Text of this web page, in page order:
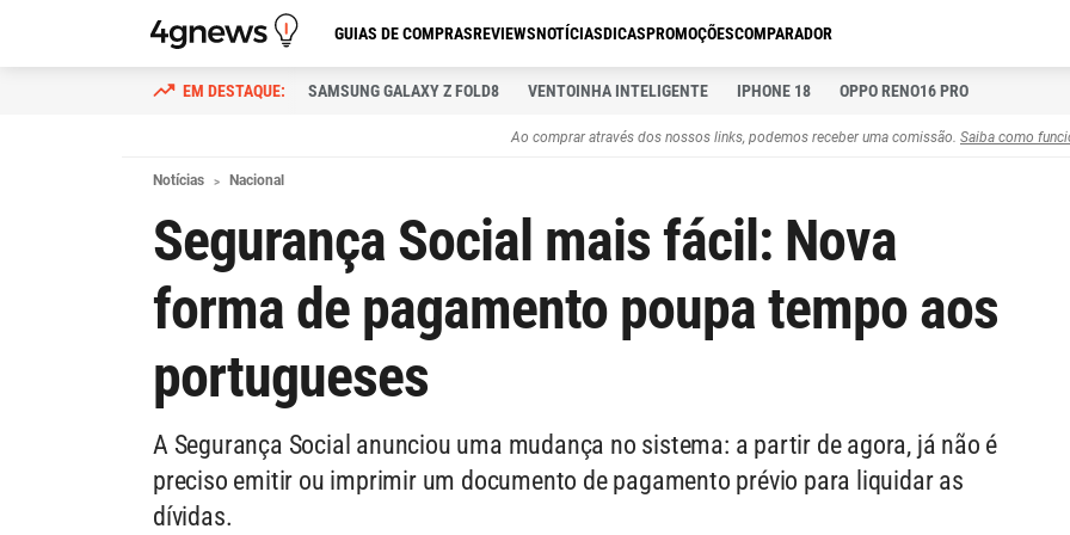
GUIAS DE COMPRASREVIEWSNOTÍCIASDICASPROMOÇÕESCOMPARADOR
SAMSUNG GALAXY Z FOLD8 VENTOINHA INTELIGENTE IPHONE 18 OPPO RENO16 PRO
Ao comprar através dos nossos links, podemos receber uma comissão. Saiba como
Notícias Nacional
Segurança Social mais fácil: Nova
forma de pagamento poupa tempo aos
portugueses
A Segurança Social anunciou uma mudança no sistema: a partir de agora, já não é
preciso emitir ou imprimir um documento de pagamento prévio para liquidar as
dívidas.